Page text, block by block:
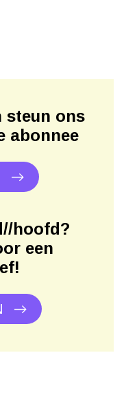
steun ons
abonnee
hoofd?
een